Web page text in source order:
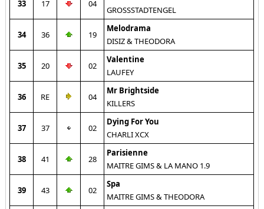
33 17 04
GROSSSTADTENGEL
34 36 19
Melodrama
DISIZ & THEODORA
35 20 02
Valentine
LAUFEY
36 RE 04
Mr Brightside
KILLERS
37 37 02
Dying For You
CHARLI XCX
38 41 28
Parisienne
MAITRE GIMS & LA MANO 1.9
39 43 02
Spa
MAITRE GIMS & THEODORA